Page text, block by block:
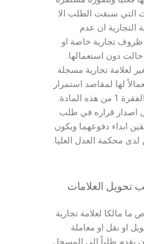
التي سبقت الطلب الا
التجارية ان عدم
ظروف تجارية خاصة او
دون استعمالها.
لعلامة تجارية مسجلة
لها لمقاصد استمرار
المادة.
اصدار قراره في طلب
ابداء دفوعهما ويكون
محكمة العدل العليا.
شطب تحويل العلامات
مالكا لعلامة تجارية
او نقل او معاملة
يقدم طلباً الى المسجل